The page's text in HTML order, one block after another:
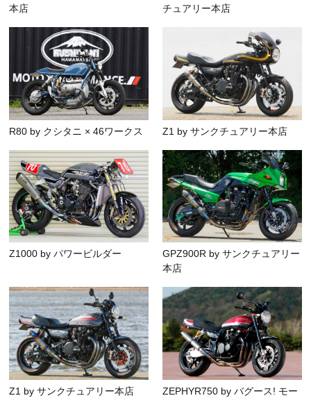
本店
チュアリー本店
R80 by クシタニ × 46ワークス Z1 by サンクチュアリー本店
Z1000 by パワービルダー
GPZ900R by サンクチュアリー
本店
Z1 by サンクチュアリー本店
ZEPHYR750 by バグース! モー